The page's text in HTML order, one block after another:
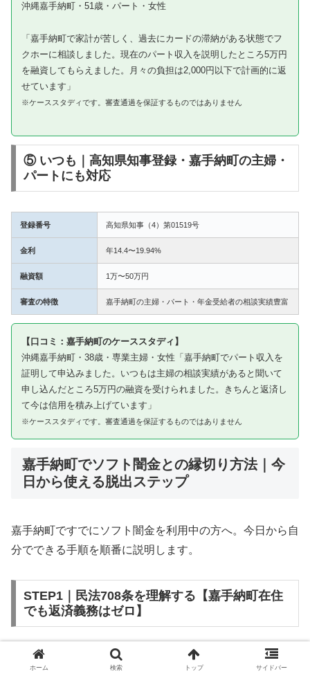
沖縄嘉手納町・51歳・パート・女性
「嘉手納町で家計が苦しく、過去にカードの滞納がある状態でフ
クホーに相談しました。現在のパート収入を説明したところ5万円
を融資してもらえました。月々の負担は2,000円以下で計画的に返
せています」
※ケーススタディです。審査通過を保証するものではありません
⑤ いつも｜高知県知事登録・嘉手納町の主婦・
パートにも対応
登録番号 高知県知事（4）第01519号
金利 年14.4〜19.94%
融資額 1万〜50万円
審査の特徴 嘉手納町の主婦・パート・年金受給者の相談実績豊富
【口コミ：嘉手納町のケーススタディ】
沖縄嘉手納町・38歳・専業主婦・女性「嘉手納町でパート収入を
証明して申込みました。いつもは主婦の相談実績があると聞いて
申し込んだところ5万円の融資を受けられました。きちんと返済し
て今は信用を積み上げています」
※ケーススタディです。審査通過を保証するものではありません
嘉手納町でソフト闇金との縁切り方法｜今
日から使える脱出ステップ
嘉手納町ですでにソフト闇金を利用中の方へ。今日から自
分でできる手順を順番に説明します。
STEP1｜民法708条を理解する【嘉手納町在住
でも返済義務はゼロ】
ソフト闇金を含む闇金との金銭消費貸借契約は、公序良俗
ホーム 検索 トップ サイドバー